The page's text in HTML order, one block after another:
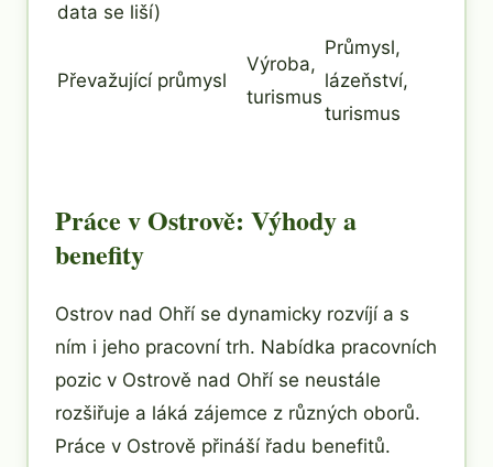
data se liší)
Převažující průmysl
Výroba,
turismus
Průmysl,
lázeňství,
turismus
Práce v Ostrově: Výhody a
benefity
Ostrov nad Ohří se dynamicky rozvíjí a s
ním i jeho pracovní trh. Nabídka pracovních
pozic v Ostrově nad Ohří se neustále
rozšiřuje a láká zájemce z různých oborů.
Práce v Ostrově přináší řadu benefitů.